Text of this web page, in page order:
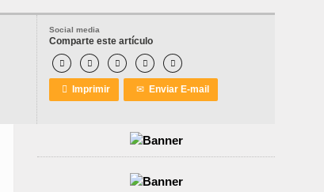
Social media
Comparte este artículo
    
 Imprimir ✉ Enviar E-mail